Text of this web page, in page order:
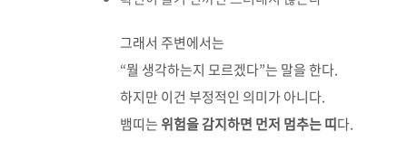
그래서 주변에서는
“뭘 생각하는지 모르겠다”는 말을 한다.
하지만 이건 부정적인 의미가 아니다.
뱀띠는위험을 감지하면 먼저 멈추는 띠다.